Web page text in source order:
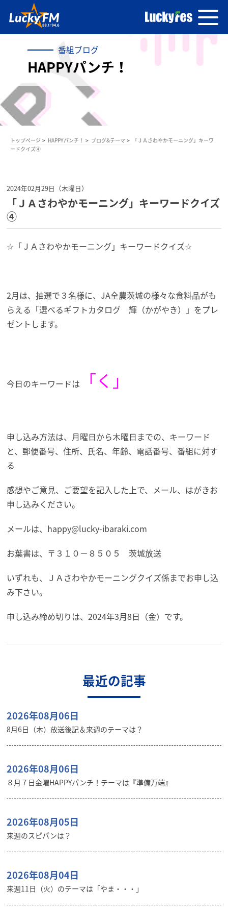
番組ブログ
HAPPYパンチ！
トップページ HAPPYパンチ！ ブログ&テーマ
「ＪＡさわやかモーニング」キーワ
ードクイズ④
2024年02月29日（木曜日）
「ＪＡさわやかモーニング」キーワードクイズ
④
☆「ＪＡさわやかモーニング」キーワードクイズ☆
2月は、抽選で３名様に、JA全農茨城の様々な食料品がも
らえる「選べるギフトカタログ 輝（かがやき）」をプレ
ゼントします。
今日のキーワードは 「く」
申し込み方法は、月曜日から木曜日までの、キーワード
と、郵便番号、住所、氏名、年齢、電話番号、番組に対す
る
感想やご意見、ご要望を記入した上で、メール、はがきお
申し込みください。
メールは、happy@lucky-ibaraki.com
お葉書は、〒３１０－８５０５ 茨城放送
いずれも、ＪＡさわやかモーニングクイズ係までお申し込
み下さい。
申し込み締め切りは、2024年3月8日（金）です。
最近の記事
2026年08月06日
8月6日（木）放送後記＆来週のテーマは？
2026年08月06日
８月７日金曜HAPPYパンチ！テーマは『準備万端』
2026年08月05日
来週のスピパンは？
2026年08月04日
来週11日（火）のテーマは「やま・・・」